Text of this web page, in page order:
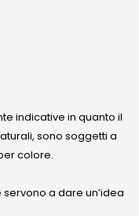
indicative in quanto il
sono soggetti a
colore.
a dare un’idea